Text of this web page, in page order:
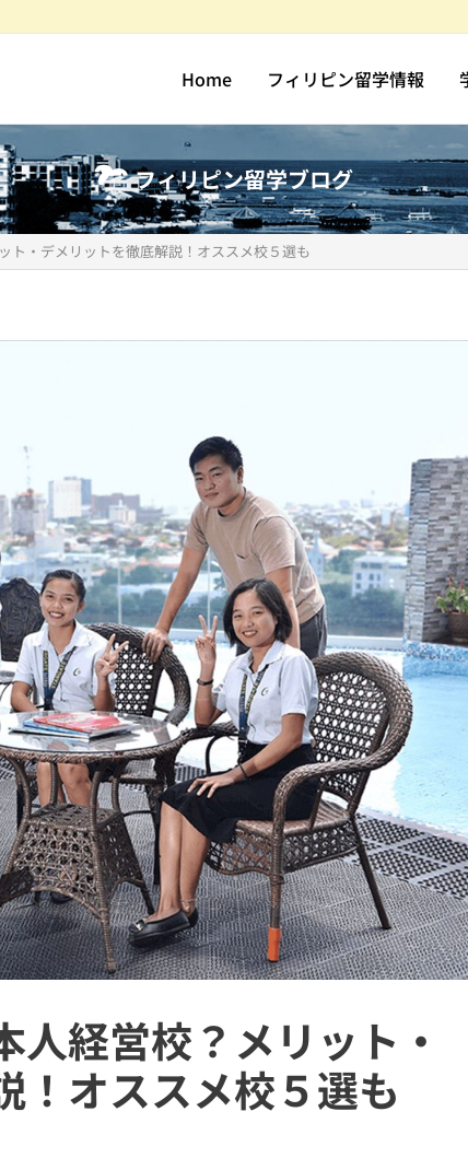
Home フィリピン留学情報
フィリピン留学ブログ
ト・デメリットを徹底解説！オススメ校５選も
経営校？メリット・
！オススメ校５選も